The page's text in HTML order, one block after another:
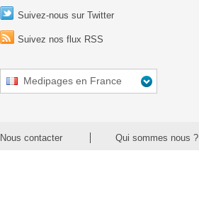
Suivez-nous sur Twitter
Suivez nos flux RSS
Medipages en France
Nous contacter Qui sommes nous ?